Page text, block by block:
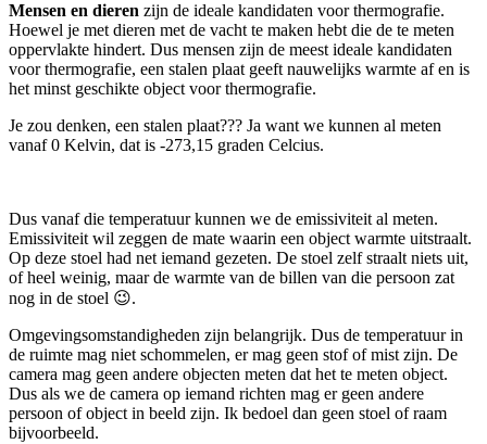
Mensen en dieren zijn de ideale kandidaten voor thermografie.
Hoewel je met dieren met de vacht te maken hebt die de te meten
oppervlakte hindert. Dus mensen zijn de meest ideale kandidaten
voor thermografie, een stalen plaat geeft nauwelijks warmte af en is
het minst geschikte object voor thermografie.
Je zou denken, een stalen plaat??? Ja want we kunnen al meten
vanaf 0 Kelvin, dat is -273,15 graden Celcius.
Dus vanaf die temperatuur kunnen we de emissiviteit al meten.
Emissiviteit wil zeggen de mate waarin een object warmte uitstraalt.
Op deze stoel had net iemand gezeten. De stoel zelf straalt niets uit,
of heel weinig, maar de warmte van de billen van die persoon zat
nog in de stoel 😉.
Omgevingsomstandigheden zijn belangrijk. Dus de temperatuur in
de ruimte mag niet schommelen, er mag geen stof of mist zijn. De
camera mag geen andere objecten meten dat het te meten object.
Dus als we de camera op iemand richten mag er geen andere
persoon of object in beeld zijn. Ik bedoel dan geen stoel of raam
bijvoorbeeld.